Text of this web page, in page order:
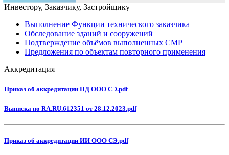
Инвестору, Заказчику, Застройщику
Выполнение Функции технического заказчика
Обследование зданий и сооружений
Подтверждение объёмов выполненных СМР
Предложения по объектам повторного применения
Аккредитация
Приказ об аккредитации ПД ООО СЭ.pdf
Выписка по RA.RU.612351 от 28.12.2023.pdf
Приказ об аккредитации ИИ ООО СЭ.pdf